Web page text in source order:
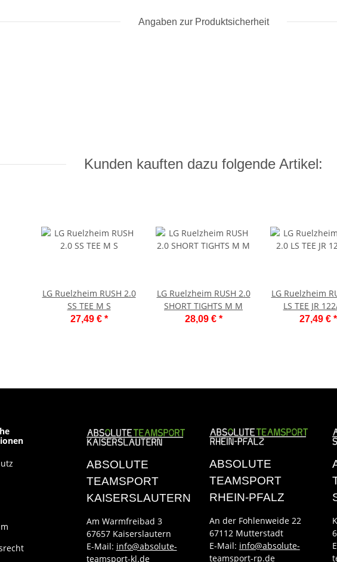
Angaben zur Produktsicherheit
Kunden kauften dazu folgende Artikel:
LG Ruelzheim RUSH 2.0
SS TEE M S
27,49 € *
LG Ruelzheim RUSH 2.0
SHORT TIGHTS M M
28,09 € *
LG Ruelzheim
LS TEE JR
27,49 € *
ABSOLUTE
TEAMSPORT
KAISERSLAUTERN
Am Warmfreibad 3
67657 Kaiserslautern
E-Mail: info@absolute-
teamsport-kl.de
ABSOLUTE
TEAMSPORT
RHEIN-PFALZ
An der Fohlenweide 22
67112 Mutterstadt
E-Mail: info@absolute-
teamsport-rp.de